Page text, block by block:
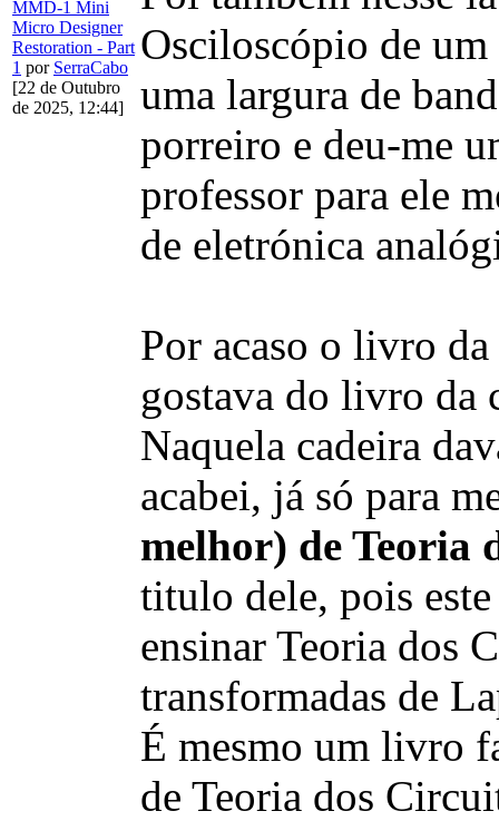
MMD-1 Mini
Micro Designer
Restoration - Part
1 por SerraCabo
[22 de Outubro
de 2025, 12:44]
Osciloscópio de um
uma largura de
porreiro e deu-me
professor para ele
de eletrónica
Por acaso o livro
gostava do livro da
Naquela cadeira
acabei, já só para
melhor) de Teoria
titulo dele, pois
ensinar Teoria dos
transformadas de
É mesmo um livro
de Teoria dos